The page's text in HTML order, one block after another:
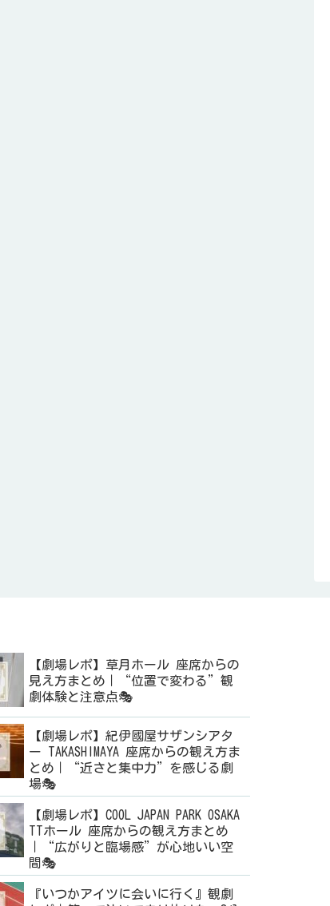
【劇場レポ】草月ホール 座席からの
見え方まとめ｜“位置で変わる”観
劇体験と注意点🎭
【劇場レポ】紀伊國屋サザンシアタ
ー TAKASHIMAYA 座席からの観え方ま
とめ｜“近さと集中力”を感じる劇
場🎭
【劇場レポ】COOL JAPAN PARK OSAKA
TTホール 座席からの観え方まとめ
｜“広がりと臨場感”が心地いい空
間🎭
『いつかアイツに会いに行く』観劇